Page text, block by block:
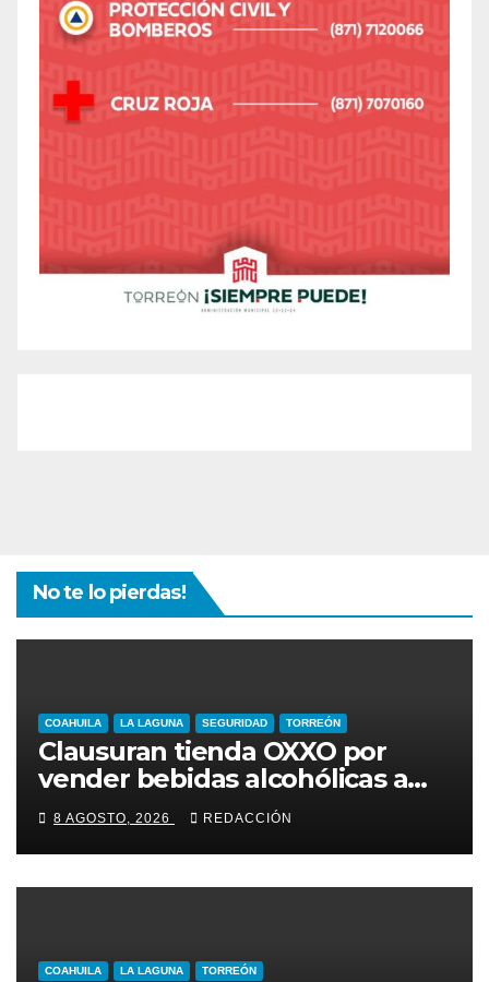
No te lo pierdas!
COAHUILA LA LAGUNA SEGURIDAD TORREÓN
Clausuran tienda OXXO por
vender bebidas alcohólicas a
menores de edad
8 AGOSTO, 2026 REDACCIÓN
COAHUILA LA LAGUNA TORREÓN